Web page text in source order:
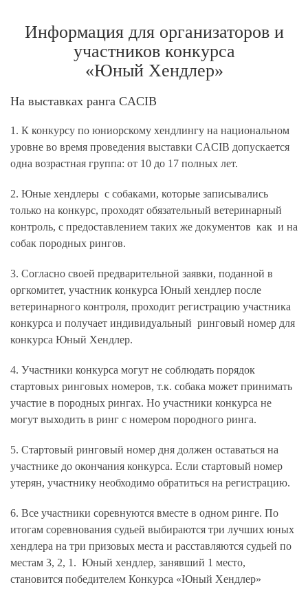
Информация для организаторов и
участников конкурса
«Юный Хендлер»
На выставках ранга CACIB
1. К конкурсу по юниорскому хендлингу на национальном
уровне во время проведения выставки СACIB допускается
одна возрастная группа: от 10 до 17 полных лет.
2. Юные хендлеры с собаками, которые записывались
только на конкурс, проходят обязательный ветеринарный
контроль, с предоставлением таких же документов как и на
собак породных рингов.
3. Согласно своей предварительной заявки, поданной в
оргкомитет, участник конкурса Юный хендлер после
ветеринарного контроля, проходит регистрацию участника
конкурса и получает индивидуальный ринговый номер для
конкурса Юный Хендлер.
4. Участники конкурса могут не соблюдать порядок
стартовых ринговых номеров, т.к. собака может принимать
участие в породных рингах. Но участники конкурса не
могут выходить в ринг с номером породного ринга.
5. Стартовый ринговый номер дня должен оставаться на
участнике до окончания конкурса. Если стартовый номер
утерян, участнику необходимо обратиться на регистрацию.
6. Все участники соревнуются вместе в одном ринге. По
итогам соревнования судьей выбираются три лучших юных
хендлера на три призовых места и расставляются судьей по
местам 3, 2, 1. Юный хендлер, занявший 1 место,
становится победителем Конкурса «Юный Хендлер»